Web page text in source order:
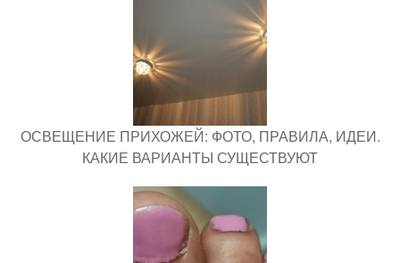
ОСВЕЩЕНИЕ ПРИХОЖЕЙ: ФОТО, ПРАВИЛА, ИДЕИ.
КАКИЕ ВАРИАНТЫ СУЩЕСТВУЮТ